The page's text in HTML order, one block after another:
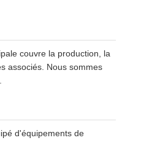
couvre la production, la
associés. Nous sommes
d'équipements de